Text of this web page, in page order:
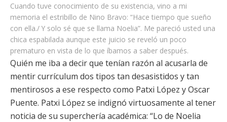
Cuando tuve conocimiento de su existencia, vino a mi
memoria el estribillo de Nino Bravo: “Hace tiempo que sueño
con ella./ Y solo sé que se llama Noelia”. Me pareció usted una
chica espabilada aunque este juicio se reveló un poco
prematuro en vista de lo que íbamos a saber después.
Quién me iba a decir que tenían razón al acusarla de
mentir currículum dos tipos tan desasistidos y tan
mentirosos a ese respecto como Patxi López y Oscar
Puente. Patxi López se indignó virtuosamente al tener
noticia de su superchería académica: “Lo de Noelia